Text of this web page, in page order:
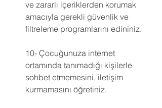
ve zararlı içeriklerden korumak
amacıyla gerekli güvenlik ve
filtreleme programlarını edininiz.
10- Çocuğunuza internet
ortamında tanımadığı kişilerle
sohbet etmemesini, iletişim
kurmamasını öğretiniz.